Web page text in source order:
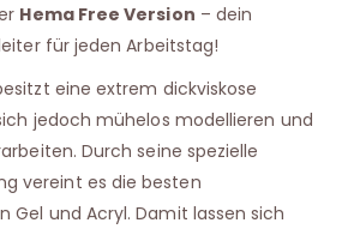
Hema Free Version – dein
für jeden Arbeitstag!
eine extrem dickviskose
jedoch mühelos modellieren und
Durch seine spezielle
vereint es die besten
Gel und Acryl. Damit lassen sich